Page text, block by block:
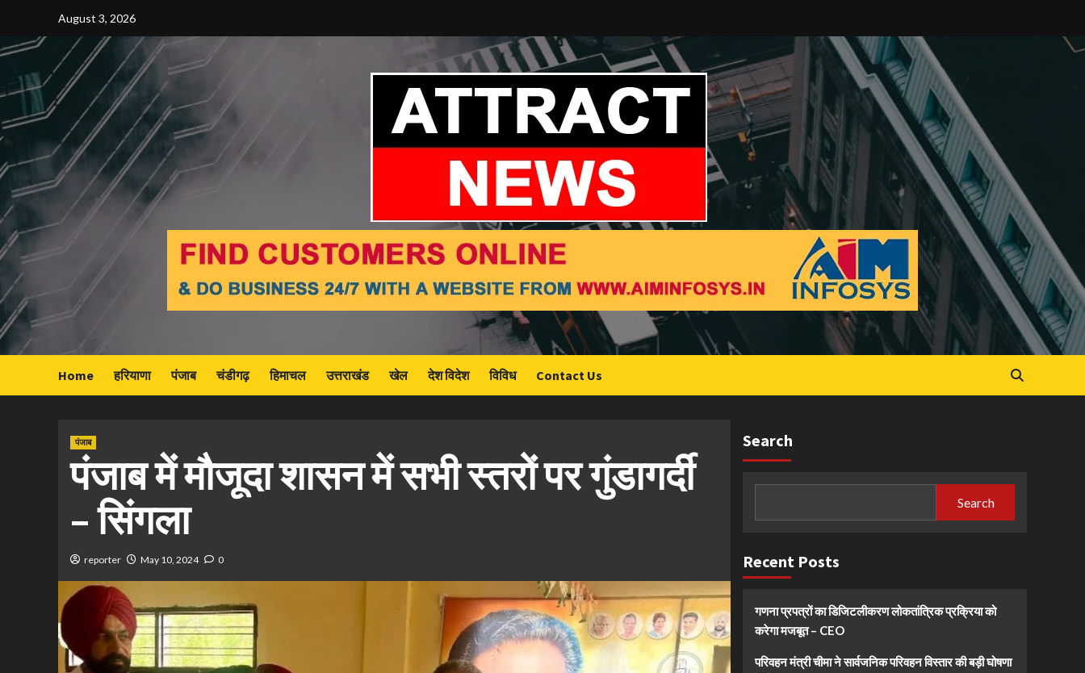
content
August 3, 2026
Home हरियाणा पंजाब चंडीगढ़ हिमाचल उत्तराखंड खेल देश विदेश विविध Contact Us
पंजाब
पंजाब में मौजूदा शासन में सभी स्तरों पर गुंडागर्दी
– सिंगला
reporter May 10, 2024 0
Search
Search
Recent Posts
गणना प्रपत्रों का डिजिटलीकरण लोकतांत्रिक प्रक्रिया को
करेगा मजबूत – CEO
परिवहन मंत्री चीमा ने सार्वजनिक परिवहन विस्तार की बड़ी घोषणा